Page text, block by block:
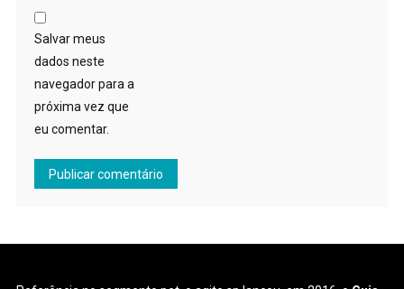
Salvar meus
dados neste
navegador para a
próxima vez que
eu comentar.